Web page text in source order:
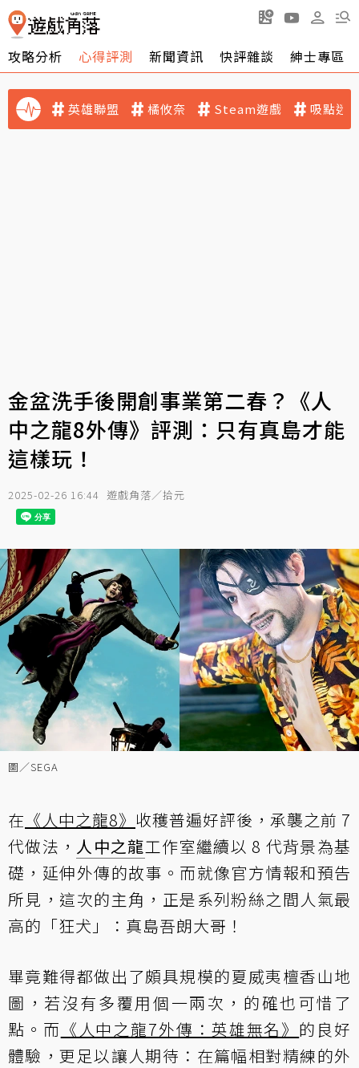
攻略分析 心得評測 新聞資訊 快評雜談 紳士專區
英雄聯盟 橘攸奈 Steam遊戲 吸點迷
金盆洗手後開創事業第二春？《人
中之龍8外傳》評測：只有真島才能
這樣玩！
2025-02-26 16:44 遊戲角落／拾元
圖／SEGA
在 《人中之龍8》 收穫普遍好評後，承襲之前 7
代做法， 人中之龍工作室繼續以 8 代背景為基
礎，延伸外傳的故事。而就像官方情報和預告
所見，這次的主角，正是系列粉絲之間人氣最
高的「狂犬」：真島吾朗大哥！
畢竟難得都做出了頗具規模的夏威夷檀香山地
圖，若沒有多覆用個一兩次，的確也可惜了
點。而 《人中之龍7外傳：英雄無名》 的良好
體驗，更足以讓人期待：在篇幅相對精練的外